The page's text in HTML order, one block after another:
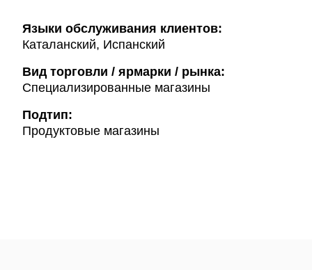
Языки обслуживания клиентов:
Каталанский, Испанский
Вид торговли / ярмарки / рынка:
Специализированные магазины
Подтип:
Продуктовые магазины